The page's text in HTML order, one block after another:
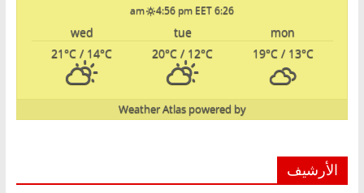
6:26 am
4:56 pm EET
mon
tue
wed
19°C/ 13°C
20°C / 12°C
21°C / 14°C
powered by
Weather Atlas
الأرشيف